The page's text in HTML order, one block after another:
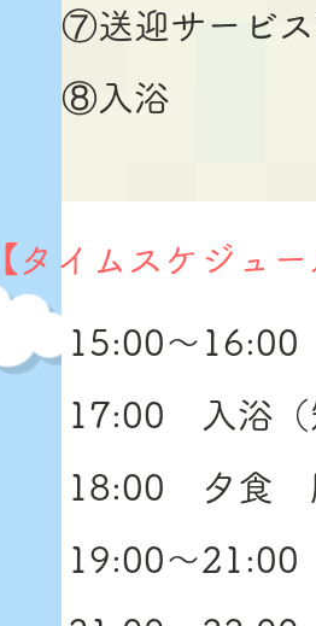
⑦送迎サービ
⑧入浴
【タイムスケジュー
15:00～
17:00 入浴（
18:00 夕食
19:00～